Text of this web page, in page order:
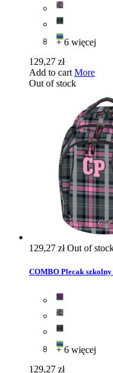
+ 6 więcej
129,27 zł
Add to cart More
Out of stock
129,27 złOut of
COMBO Plecak
+ 6 więcej
129,27 zł